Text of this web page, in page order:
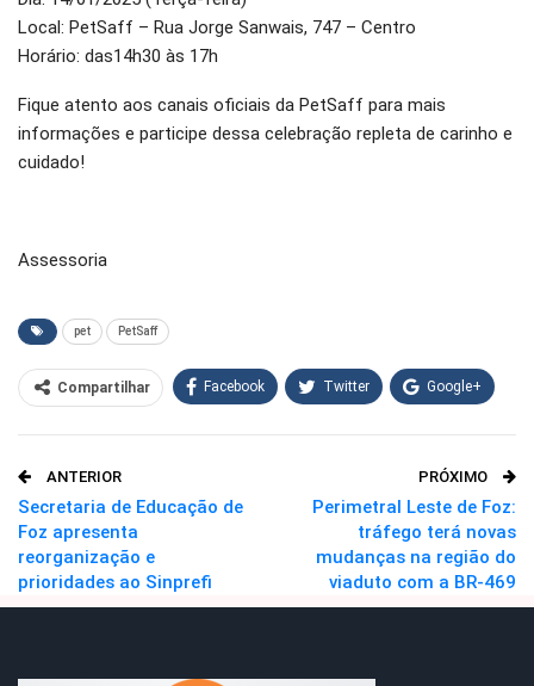
Local: PetSaff – Rua Jorge Sanwais, 747 – Centro
Horário: das14h30 às 17h
Fique atento aos canais oficiais da PetSaff para mais
informações e participe dessa celebração repleta de carinho e
cuidado!
Assessoria
pet PetSaff
Compartilhar Facebook Twitter Google+
O email
ANTERIOR
Secretaria de Educação de
Foz apresenta
reorganização e
prioridades ao Sinprefi
PRÓXIMO
Perimetral Leste de Foz:
tráfego terá novas
mudanças na região do
viaduto com a BR-469